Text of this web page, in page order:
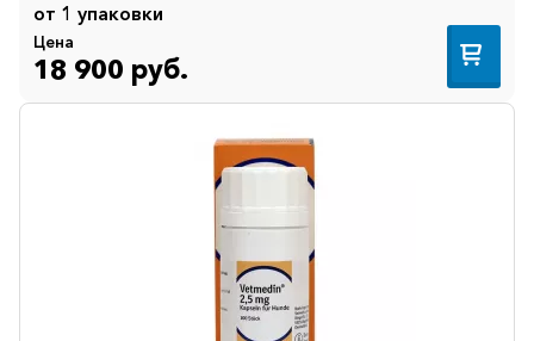
от 1 упаковки
Цена
18 900 руб.